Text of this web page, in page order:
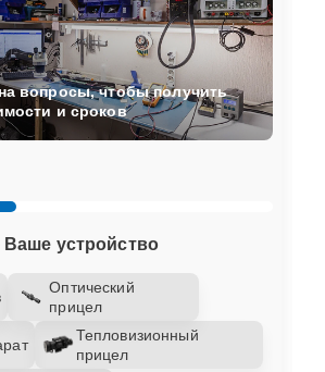
устройство
Оптический
прицел
Тепловизионный
прицел
вопросы, чтобы получить
и сроков